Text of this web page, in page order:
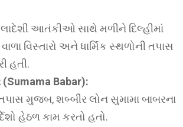
આતંકીઓ સાથે મળીને દિલ્હીમાં
વિસ્તારો અને ધાર્મિક સ્થળોની તપાસ
હતી.
(Sumama Babar):
મુજબ, શબ્બીર લોન સુમામા બાબરના
હેઠળ કામ કરતો હતો.